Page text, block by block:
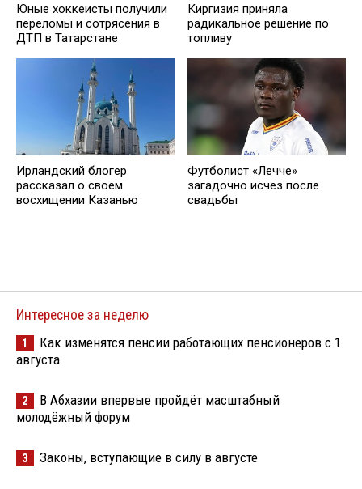
Юные хоккеисты получили
переломы и сотрясения в
ДТП в Татарстане
Киргизия приняла
радикальное решение по
топливу
Ирландский блогер
рассказал о своем
восхищении Казанью
Футболист «Лечче»
загадочно исчез после
свадьбы
Интересное за неделю
1
Как изменятся пенсии работающих пенсионеров с 1
августа
2
В Абхазии впервые пройдёт масштабный
молодёжный форум
3 Законы, вступающие в силу в августе